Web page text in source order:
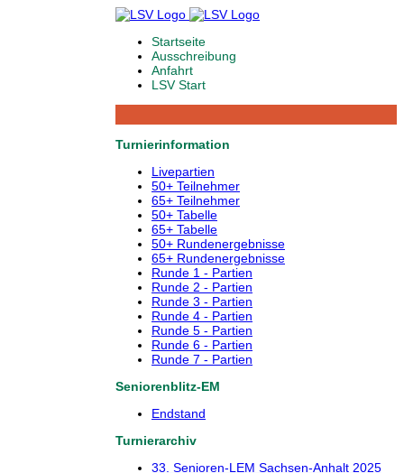
Startseite
Ausschreibung
Anfahrt
LSV Start
Turnierinformation
Livepartien
50+ Teilnehmer
65+ Teilnehmer
50+ Tabelle
65+ Tabelle
50+ Rundenergebnisse
65+ Rundenergebnisse
Runde 1 - Partien
Runde 2 - Partien
Runde 3 - Partien
Runde 4 - Partien
Runde 5 - Partien
Runde 6 - Partien
Runde 7 - Partien
Seniorenblitz-EM
Endstand
Turnierarchiv
33. Senioren-LEM Sachsen-Anhalt 2025